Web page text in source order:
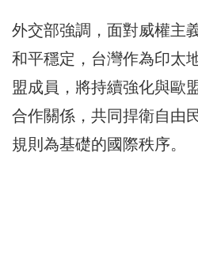
外交部強調，面對威權主
和平穩定，台灣作為印太
盟成員，將持續強化與歐
合作關係，共同捍衛自由
規則為基礎的國際秩序。